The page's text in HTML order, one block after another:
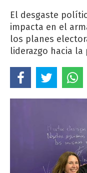
El desgaste
impacta en el
los planes
liderazgo hacia la